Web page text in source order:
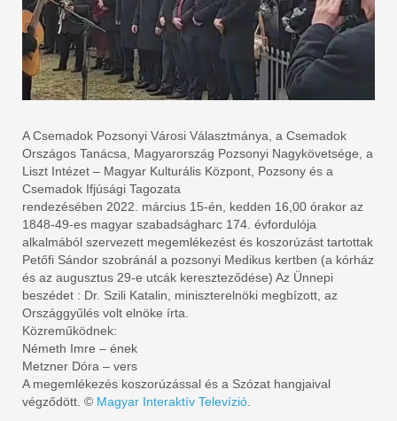
A Csemadok Pozsonyi Városi Választmánya, a Csemadok
Országos Tanácsa, Magyarország Pozsonyi Nagykövetsége, a
Liszt Intézet – Magyar Kulturális Központ, Pozsony és a
Csemadok Ifjúsági Tagozata
rendezésében 2022. március 15-én, kedden 16,00 órakor az
1848-49-es magyar szabadságharc 174. évfordulója
alkalmából szervezett megemlékezést és koszorúzást tartottak
Petőfi Sándor szobránál a pozsonyi Medikus kertben (a kórház
és az augusztus 29-e utcák kereszteződése) Az Ünnepi
beszédet : Dr. Szili Katalin, miniszterelnöki megbízott, az
Országgyűlés volt elnöke írta.
Közreműködnek:
Németh Imre – ének
Metzner Dóra – vers
A megemlékezés koszorúzással és a Szózat hangjaival
végződött. © Magyar Interaktív Televízió